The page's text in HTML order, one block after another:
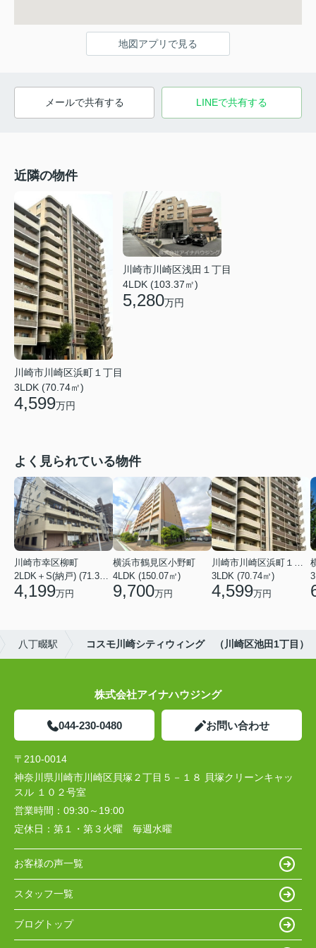
地図アプリで見る
メールで共有する LINEで共有する
近隣の物件
川崎市川崎区浜町１丁目
3LDK (70.74㎡)
4,599万円
川崎市川崎区浅田１丁目
4LDK (103.37㎡)
5,280万円
よく見られている物件
川崎市幸区柳町
4,199万円
横浜市鶴見区小野町
4LDK (150.07㎡)
9,700万円
3LDK (70.74㎡)
4,599万円
八丁畷駅 コスモ川崎シティウィング （川崎区池田1丁目）
株式会社アイナハウジング
044-230-0480 お問い合わせ
〒210-0014
神奈川県川崎市川崎区貝塚２丁目５－１８ 貝塚クリーンキャッ
スル １０２号室
営業時間： 09:30～19:00
定休日： 第１・第３火曜 毎週水曜
お客様の声一覧
スタッフ一覧
ブログトップ